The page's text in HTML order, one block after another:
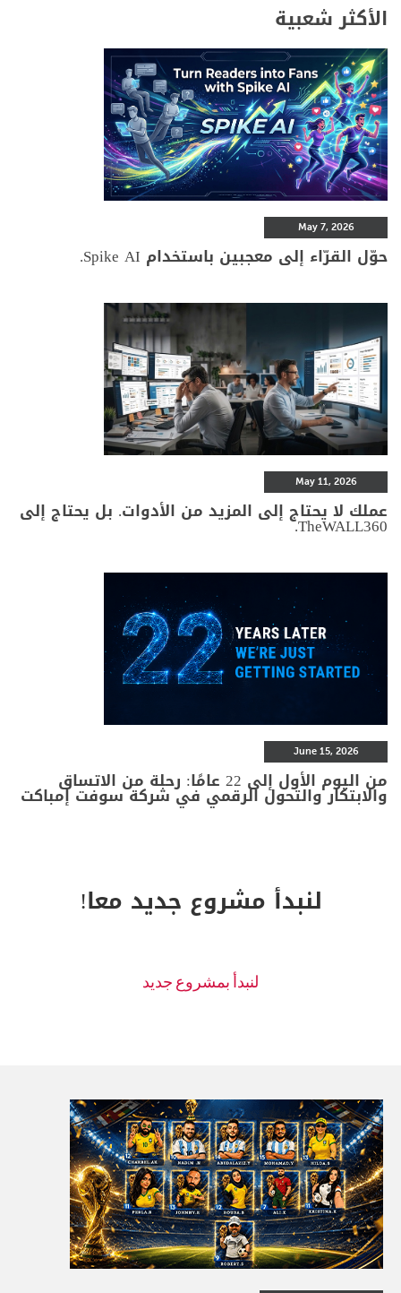
الأكثر شعبية
May 7, 2026
حوّل القرّاء إلى معجبين باستخدام Spike AI.
May 11, 2026
عملك لا يحتاج إلى المزيد من الأدوات. بل يحتاج إلى
TheWALL360.
June 15, 2026
من اليوم الأول إلى 22 عامًا: رحلة من الاتساق
والابتكار والتحول الرقمي في شركة سوفت إمباكت
لنبدأ مشروع جديد معا!